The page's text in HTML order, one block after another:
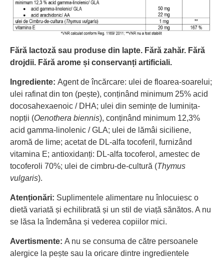
Fără lactoză sau produse din lapte. Fără zahăr. Fără
drojdii. Fără arome și conservanți artificiali.
Ingrediente: Agent de încărcare: ulei de floarea-soarelui;
ulei rafinat din ton (pește), conținând minimum 25% acid
docosahexaenoic / DHA; ulei din semințe de luminița-
nopții (Oenothera biennis), conținând minimum 12,3%
acid gamma-linolenic / GLA; ulei de lămâi siciliene,
aromă de lime; acetat de DL-alfa tocoferil, furnizând
vitamina E; antioxidanți: DL-alfa tocoferol, amestec de
tocoferoli 70%; ulei de cimbru-de-cultură (Thymus
vulgaris).
Atenționări: Suplimentele alimentare nu înlocuiesc o
dietă variată și echilibrată și un stil de viață sănătos. A nu
se lăsa la îndemâna și vederea copiilor mici.
Avertismente: A nu se consuma de către persoanele
alergice la pește sau la oricare dintre ingredientele